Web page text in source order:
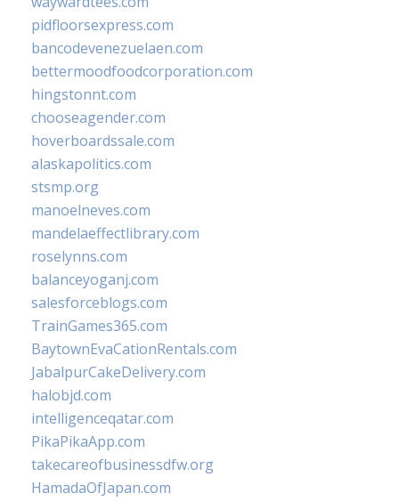
pidfloorsexpress.com
bancodevenezuelaen.com
bettermoodfoodcorporation.com
hingstonnt.com
chooseagender.com
hoverboardssale.com
alaskapolitics.com
stsmp.org
manoelneves.com
mandelaeffectlibrary.com
roselynns.com
balanceyoganj.com
salesforceblogs.com
TrainGames365.com
BaytownEvaCationRentals.com
JabalpurCakeDelivery.com
halobjd.com
intelligenceqatar.com
PikaPikaApp.com
takecareofbusinessdfw.org
HamadaOfJapan.com